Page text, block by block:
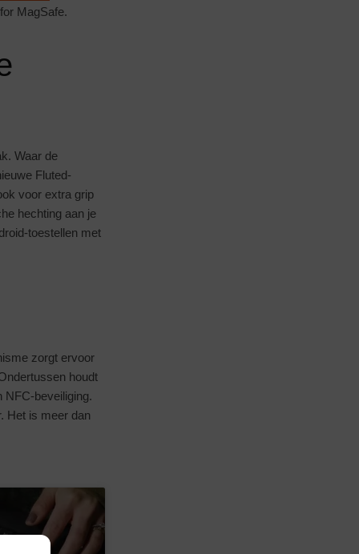
MagSafe.
Waar de
Fluted-
voor extra grip
hechting aan je
toestellen met
zorgt ervoor
houdt
NFC-beveiliging.
Het is meer dan